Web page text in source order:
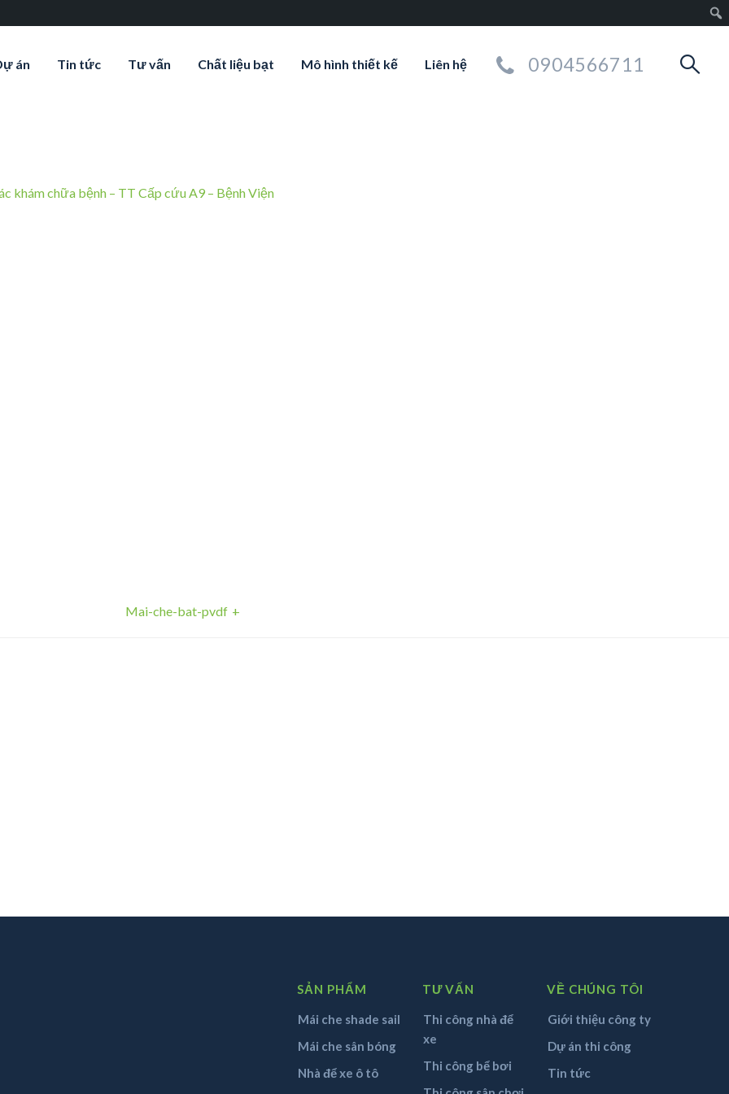
án Tin tức Tư vấn Chất liệu bạt Mô hình thiết kế Liên hệ 0904566711
khám chữa bệnh – TT Cấp cứu A9 – Bệnh Viện
Mai-che-bat-pvdf
SẢN PHẨM
Mái che shade sail
Mái che sân bóng
Nhà để xe ô tô
TƯ VẤN
Thi công nhà để
xe
Thi công bể bơi
VỀ CHÚNG TÔI
Giới thiệu công ty
Dự án thi công
Tin tức